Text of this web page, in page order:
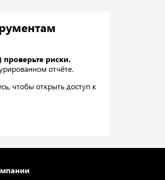
риски.
отчёте.
чтобы открыть доступ к